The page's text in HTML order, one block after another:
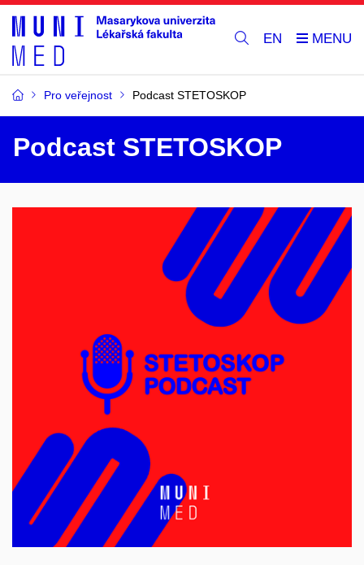
EN
Pro veřejnost Podcast STETOSKOP
Podcast STETOSKOP